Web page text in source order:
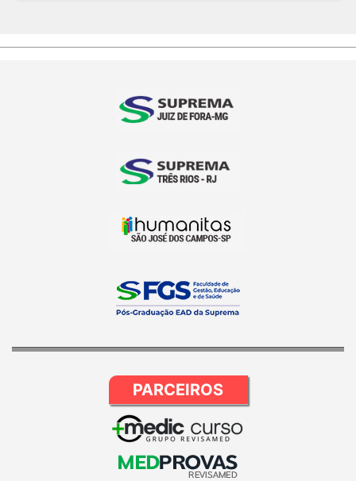
PARCEIROS